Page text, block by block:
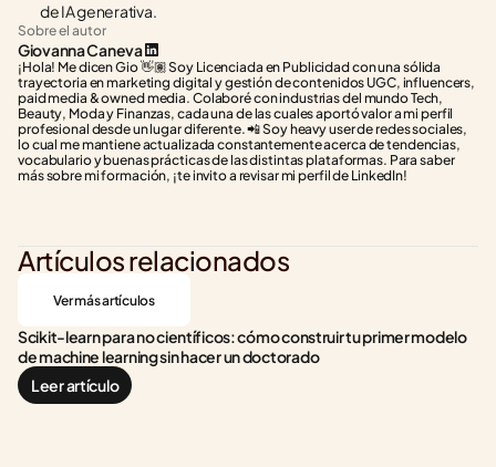
de IA generativa.
Sobre el autor
Giovanna Caneva
¡Hola! Me dicen Gio 👋🏽 Soy Licenciada en Publicidad con una sólida
trayectoria en marketing digital y gestión de contenidos UGC, influencers,
paid media & owned media. Colaboré con industrias del mundo Tech,
Beauty, Moda y Finanzas, cada una de las cuales aportó valor a mi perfil
profesional desde un lugar diferente. 📲 Soy heavy user de redes sociales,
lo cual me mantiene actualizada constantemente acerca de tendencias,
vocabulario y buenas prácticas de las distintas plataformas. Para saber
más sobre mi formación, ¡te invito a revisar mi perfil de LinkedIn!
Artículos relacionados
Ver más artículos
Scikit-learn para no científicos: cómo construir tu primer modelo
de machine learning sin hacer un doctorado
Leer artículo